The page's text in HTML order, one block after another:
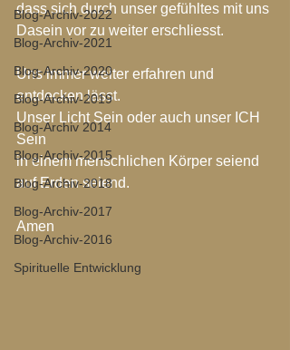
Blog-Archiv-2022
Blog-Archiv-2021
Blog-Archiv-2020
Blog-Archiv-2019
Blog-Archiv 2014
Blog-Archiv-2015
Blog-Archiv-2018
Blog-Archiv-2017
Blog-Archiv-2016
Spirituelle Entwicklung
dass sich durch unser gefühltes mit uns
Dasein vor zu weiter erschliesst.
Uns immer weiter erfahren und
entdecken lässt.
Unser Licht Sein oder auch unser ICH
Sein
in einem menschlichen Körper seiend
auf Erden seiend.
Amen